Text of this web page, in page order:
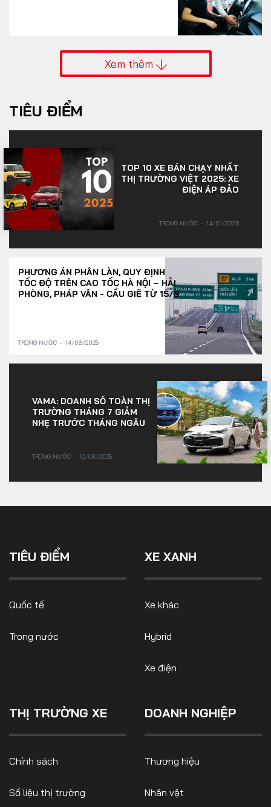
Xem thêm
TIÊU ĐIỂM
TOP 10 XE BÁN CHẠY NHẤT
THỊ TRƯỜNG VIỆT 2025: XE
ĐIỆN ÁP ĐẢO
TRONG NƯỚC 14/01/2026
PHƯƠNG ÁN PHÂN LÀN, QUY ĐỊNH
TỐC ĐỘ TRÊN CAO TỐC HÀ NỘI – HẢI
PHÒNG, PHÁP VÂN - CẦU GIẼ TỪ 15/8
TRONG NƯỚC 14/08/2025
VAMA: DOANH SỐ TOÀN THỊ
TRƯỜNG THÁNG 7 GIẢM
NHẸ TRƯỚC THÁNG NGÂU
TRONG NƯỚC 12/08/2025
TIÊU ĐIỂM
Quốc tế
Trong nước
XE XANH
Xe khác
Hybrid
Xe điện
THỊ TRƯỜNG XE
Chính sách
Số liệu thị trường
DOANH NGHIỆP
Thương hiệu
Nhân vật